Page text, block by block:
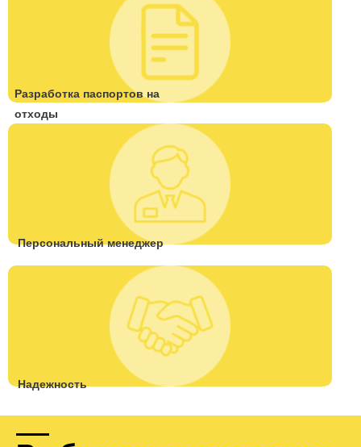
Разработка паспортов на
отходы
Персональный менеджер
Надежность